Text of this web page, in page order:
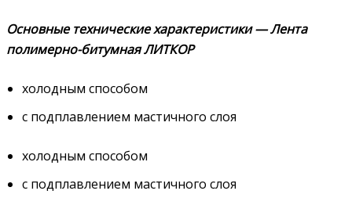
Основные технические характеристики —Лента
полимерно-битумная ЛИТКОР
холодным способом
с подплавлением мастичного слоя
холодным способом
с подплавлением мастичного слоя